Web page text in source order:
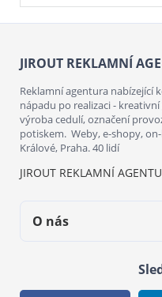
JIROUT REKLAMNÍ
Reklamní agentura nabízející
nápadu po realizaci -
výroba cedulí, označení
potiskem. Weby, e-shopy,
Králové, Praha. 40 lidí
JIROUT REKLAMNÍ
O nás